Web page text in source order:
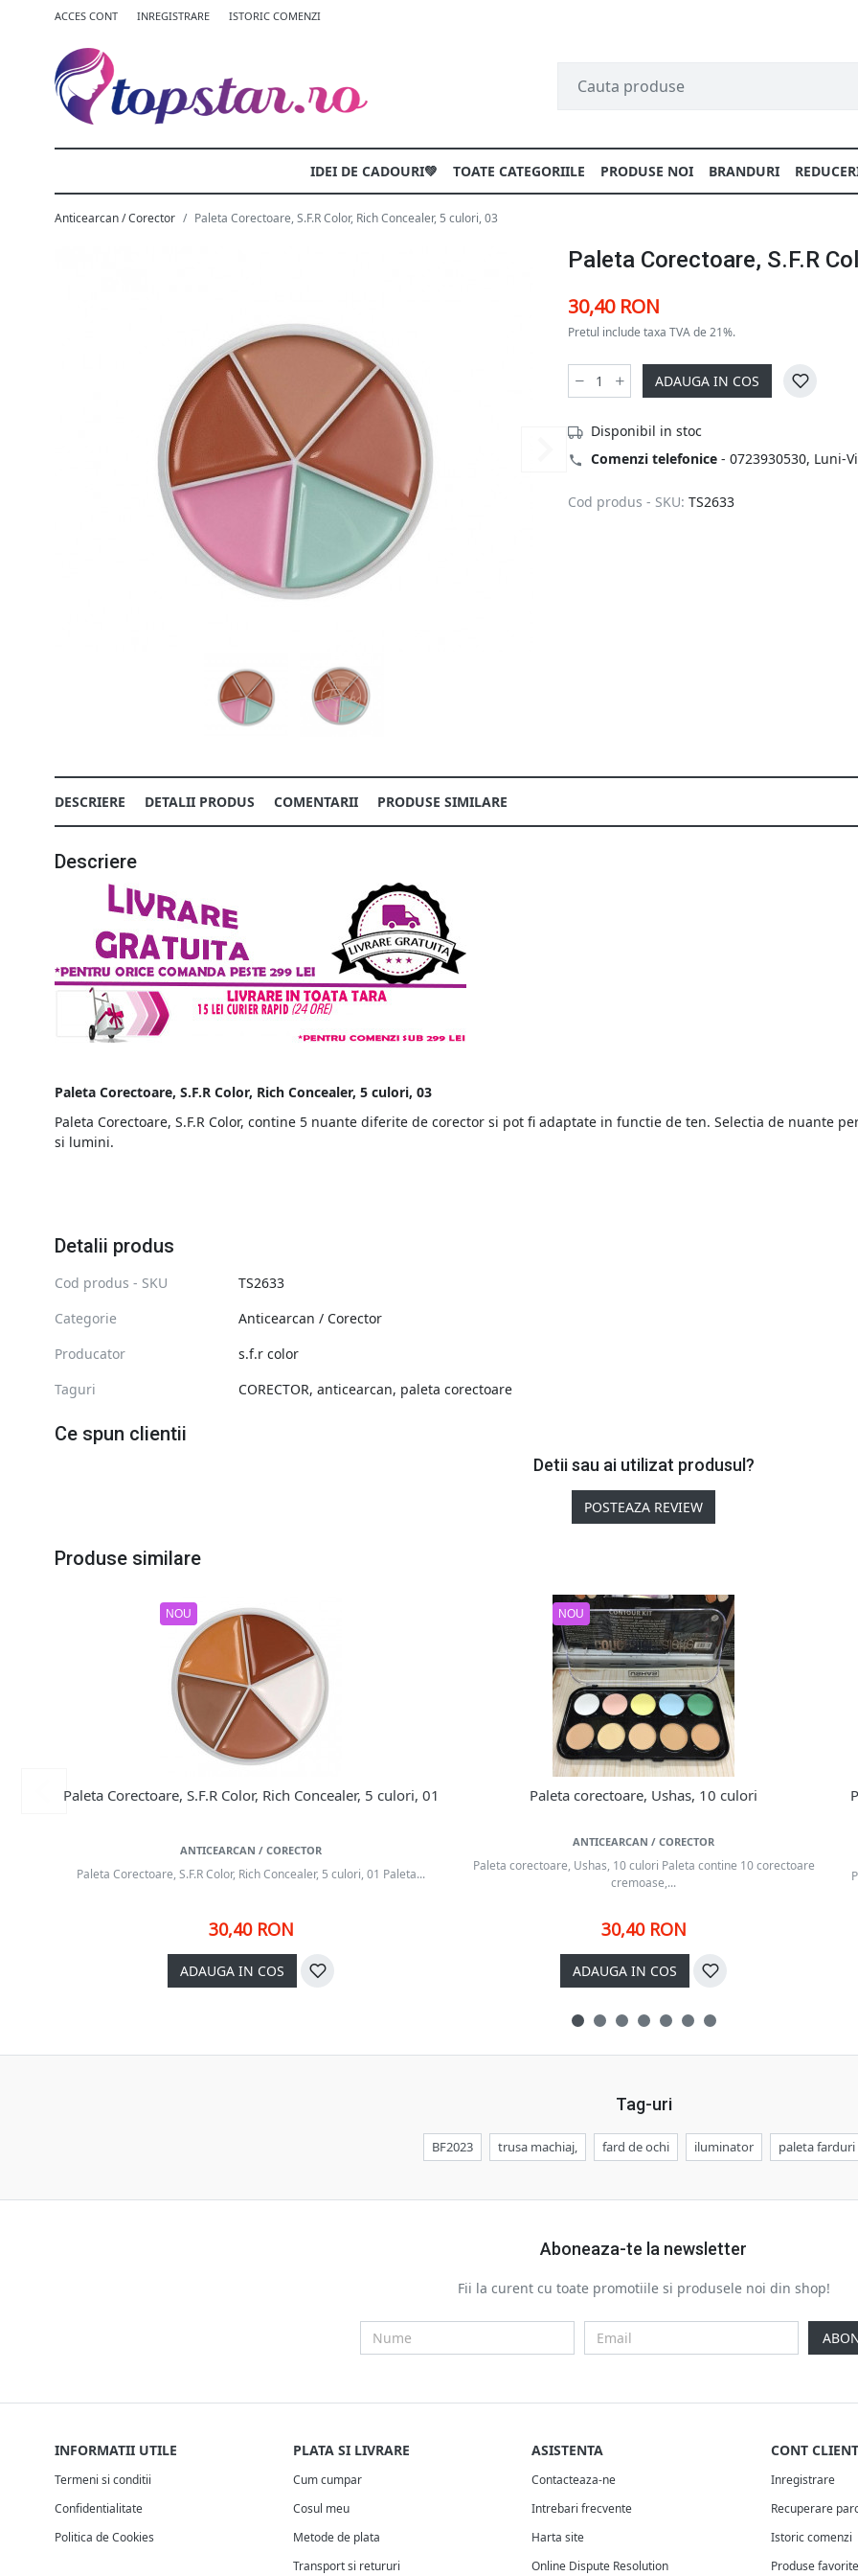
ACCES CONT INREGISTRARE ISTORIC COMENZI
IDEI DE CADOURI💚 TOATE CATEGORIILE PRODUSE NOI BRANDURI
Anticearcan / Corector Paleta Corectoare, S.F.R Color, Rich Concealer, 5 culori, 03
Paleta Corectoare, S.F.R
30,40 RON
Pretul include taxa TVA de 21%.
ADAUGA IN COS
Disponibil in stoc
Comenzi telefonice - 0723930530, Luni-
Cod produs - SKU: TS2633
DESCRIERE DETALII PRODUS COMENTARII PRODUSE SIMILARE
Descriere
Paleta Corectoare, S.F.R Color, Rich Concealer, 5 culori, 03
Paleta Corectoare, S.F.R Color, contine 5 nuante diferite de corector si pot fi adaptate in functie de ten. Selectia de nuante
si lumini.
Detalii produs
Cod produs - SKU
TS2633
Categorie
Anticearcan / Corector
Producator
s.f.r color
Taguri
CORECTOR, anticearcan, paleta corectoare
Ce spun clientii
Detii sau ai utilizat produsul?
POSTEAZA REVIEW
Produse similare
NOU
Paleta Corectoare, S.F.R Color, Rich Concealer, 5 culori, 01
ANTICEARCAN / CORECTOR
Paleta Corectoare, S.F.R Color, Rich Concealer, 5 culori, 01 Paleta...
30,40 RON
ADAUGA IN COS
NOU
Paleta corectoare, Ushas, 10 culori
ANTICEARCAN / CORECTOR
Paleta corectoare, Ushas, 10 culori Paleta contine 10 corectoare
cremoase,...
30,40 RON
ADAUGA IN COS
Tag-uri
BF2023 trusa machiaj, fard de ochi iluminator paleta farduri
Aboneaza-te la newsletter
Fii la curent cu toate promotiile si produsele noi din shop!
INFORMATII UTILE
Termeni si conditii
Confidentialitate
Politica de Cookies
PLATA SI LIVRARE
Cum cumpar
Cosul meu
Metode de plata
Transport si retururi
ASISTENTA
Contacteaza-ne
Intrebari frecvente
Harta site
Online Dispute Resolution
CONT CLIENT
Inregistrare
Recuperare
Istoric comenzi
Produse favorite